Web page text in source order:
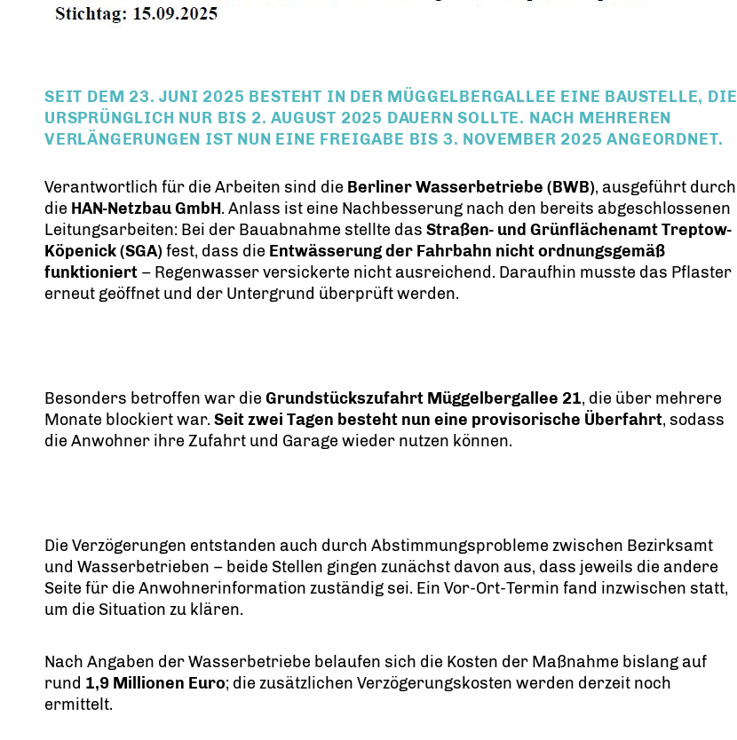
SEIT DEM 23. JUNI 2025 BESTEHT IN DER MÜGGELBERGALLEE EINE BAUSTELLE, DIE
URSPRÜNGLICH NUR BIS 2. AUGUST 2025 DAUERN SOLLTE. NACH MEHREREN
VERLÄNGERUNGEN IST NUN EINE FREIGABE BIS 3. NOVEMBER 2025 ANGEORDNET.
Verantwortlich für die Arbeiten sind die Berliner Wasserbetriebe (BWB), ausgeführt durch
die HAN-Netzbau GmbH. Anlass ist eine Nachbesserung nach den bereits abgeschlossenen
Leitungsarbeiten: Bei der Bauabnahme stellte das Straßen- und Grünflächenamt Treptow-
Köpenick (SGA) fest, dass die Entwässerung der Fahrbahn nicht ordnungsgemäß
funktioniert – Regenwasser versickerte nicht ausreichend. Daraufhin musste das Pflaster
erneut geöffnet und der Untergrund überprüft werden.
Besonders betroffen war die Grundstückszufahrt Müggelbergallee 21, die über mehrere
Monate blockiert war. Seit zwei Tagen besteht nun eine provisorische Überfahrt, sodass
die Anwohner ihre Zufahrt und Garage wieder nutzen können.
Die Verzögerungen entstanden auch durch Abstimmungsprobleme zwischen Bezirksamt
und Wasserbetrieben – beide Stellen gingen zunächst davon aus, dass jeweils die andere
Seite für die Anwohnerinformation zuständig sei. Ein Vor-Ort-Termin fand inzwischen statt,
um die Situation zu klären.
Nach Angaben der Wasserbetriebe belaufen sich die Kosten der Maßnahme bislang auf
rund 1,9 Millionen Euro; die zusätzlichen Verzögerungskosten werden derzeit noch
ermittelt.